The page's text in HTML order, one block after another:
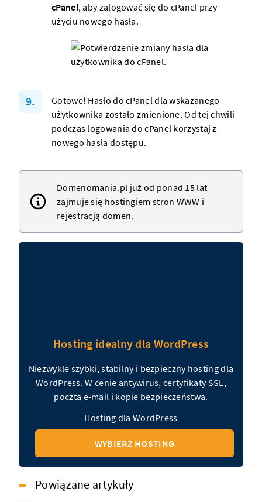
cPanel, abyzalogować się do cPanel przy
użyciu nowego hasła.
Gotowe! Hasło do cPanel dla wskazanego
użytkownika zostało zmienione. Od tej chwili
podczas logowania do cPanel korzystaj z
nowego hasła dostępu.
Domenomania.pl już od ponad 15 lat
zajmuje się hostingiem stron WWW i
rejestracją domen.
Hosting idealny dla WordPress
Niezwykle szybki, stabilny i bezpieczny hosting dla
WordPress. W cenie antywirus, certyfikaty SSL,
poczta e-mail i kopie bezpieczeństwa.
Hosting dla WordPress
WYBIERZ HOSTING
Powiązane artykuły